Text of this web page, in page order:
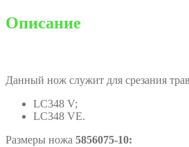
Описание
Данный нож служит для срезания
LC348 V;
LC348 VE.
Размеры ножа 5856075-10: